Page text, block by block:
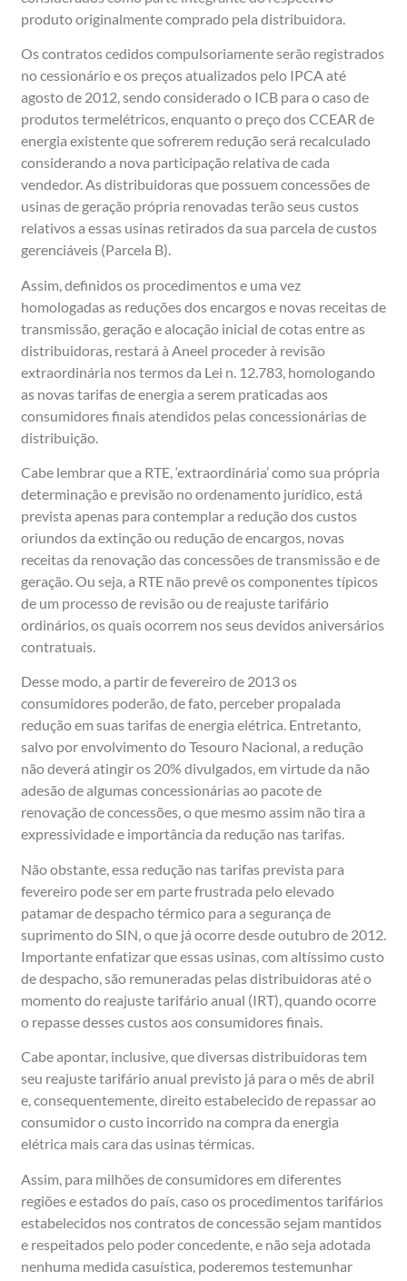
produto originalmente comprado pela distribuidora.
Os contratos cedidos compulsoriamente serão registrados
no cessionário e os preços atualizados pelo IPCA até
agosto de 2012, sendo considerado o ICB para o caso de
produtos termelétricos, enquanto o preço dos CCEAR de
energia existente que sofrerem redução será recalculado
considerando a nova participação relativa de cada
vendedor. As distribuidoras que possuem concessões de
usinas de geração própria renovadas terão seus custos
relativos a essas usinas retirados da sua parcela de custos
gerenciáveis (Parcela B).
Assim, definidos os procedimentos e uma vez
homologadas as reduções dos encargos e novas receitas de
transmissão, geração e alocação inicial de cotas entre as
distribuidoras, restará à Aneel proceder à revisão
extraordinária nos termos da Lei n. 12.783, homologando
as novas tarifas de energia a serem praticadas aos
consumidores finais atendidos pelas concessionárias de
distribuição.
Cabe lembrar que a RTE, ‘extraordinária’ como sua própria
determinação e previsão no ordenamento jurídico, está
prevista apenas para contemplar a redução dos custos
oriundos da extinção ou redução de encargos, novas
receitas da renovação das concessões de transmissão e de
geração. Ou seja, a RTE não prevê os componentes típicos
de um processo de revisão ou de reajuste tarifário
ordinários, os quais ocorrem nos seus devidos aniversários
contratuais.
Desse modo, a partir de fevereiro de 2013 os
consumidores poderão, de fato, perceber propalada
redução em suas tarifas de energia elétrica. Entretanto,
salvo por envolvimento do Tesouro Nacional, a redução
não deverá atingir os 20% divulgados, em virtude da não
adesão de algumas concessionárias ao pacote de
renovação de concessões, o que mesmo assim não tira a
expressividade e importância da redução nas tarifas.
Não obstante, essa redução nas tarifas prevista para
fevereiro pode ser em parte frustrada pelo elevado
patamar de despacho térmico para a segurança de
suprimento do SIN, o que já ocorre desde outubro de 2012.
Importante enfatizar que essas usinas, com altíssimo custo
de despacho, são remuneradas pelas distribuidoras até o
momento do reajuste tarifário anual (IRT), quando ocorre
o repasse desses custos aos consumidores finais.
Cabe apontar, inclusive, que diversas distribuidoras tem
seu reajuste tarifário anual previsto já para o mês de abril
e, consequentemente, direito estabelecido de repassar ao
consumidor o custo incorrido na compra da energia
elétrica mais cara das usinas térmicas.
Assim, para milhões de consumidores em diferentes
regiões e estados do país, caso os procedimentos tarifários
estabelecidos nos contratos de concessão sejam mantidos
e respeitados pelo poder concedente, e não seja adotada
nenhuma medida casuística, poderemos testemunhar